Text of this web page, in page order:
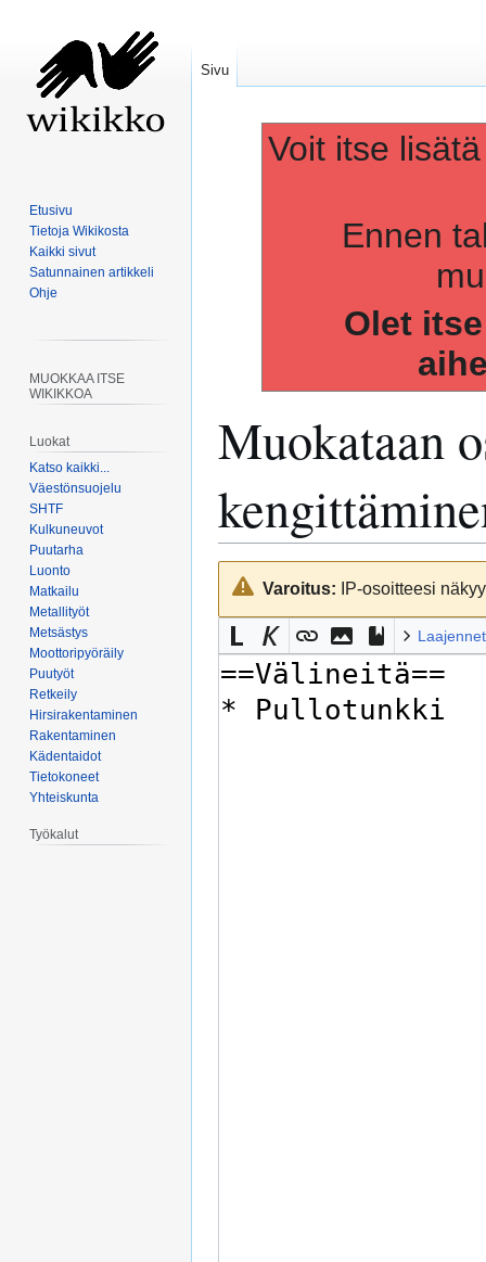
Voit itse
Ennen
Olet
Muokataan
Siirry
navigaatioon
Siirry
hakuunVaroitus: IP-osoitteesi
Sivu
Etusivu
Tietoja Wikikosta
Kaikki sivut
Satunnainen artikkeli
Ohje
MUOKKAA ITSE
WIKIKKOA
Luokat
Katso kaikki...
Väestönsuojelu
SHTF
Kulkuneuvot
Puutarha
Luonto
Matkailu
Metallityöt
Metsästys
Moottoripyöräily
Puutyöt
Retkeily
Hirsirakentaminen
Rakentaminen
Kädentaidot
Tietokoneet
Yhteiskunta
Työkalut